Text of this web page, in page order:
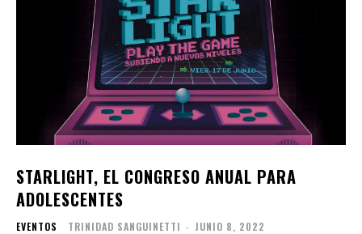
STARLIGHT, EL CONGRESO ANUAL PARA
ADOLESCENTES
EVENTOS TRINIDAD SANGUINETTI - JUNIO 8, 2022